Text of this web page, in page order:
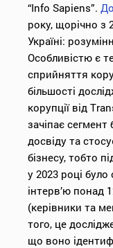
“Info Sapiens”.
року, щорічно з
Україні:
Особливістю є
сприйняття
більшості
корупції від
зачіпає
досвіду та
бізнесу, тобто
у 2023 році
інтерв’ю понад
(керівники та
того, це
що воно